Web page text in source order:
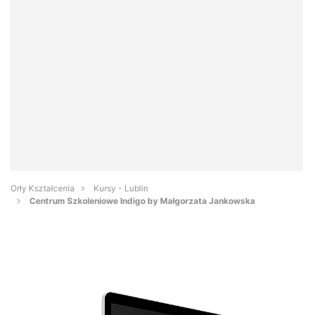
Orły Kształcenia
Kursy - Lublin
Centrum Szkoleniowe Indigo by Małgorzata Jankowska